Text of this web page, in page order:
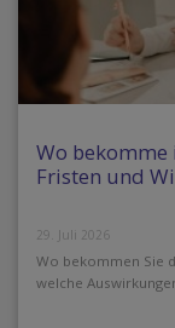
Wo bekomme
Fristen und
29. Juli 2026
Wo bekommen Sie
welche